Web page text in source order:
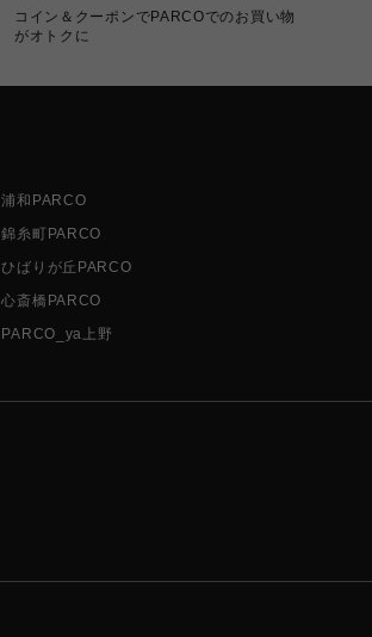
コイン＆クーポンでPARCOでのお買い物
がオトクに
浦和PARCO
錦糸町PARCO
ひばりが丘PARCO
心斎橋PARCO
PARCO_ya上野